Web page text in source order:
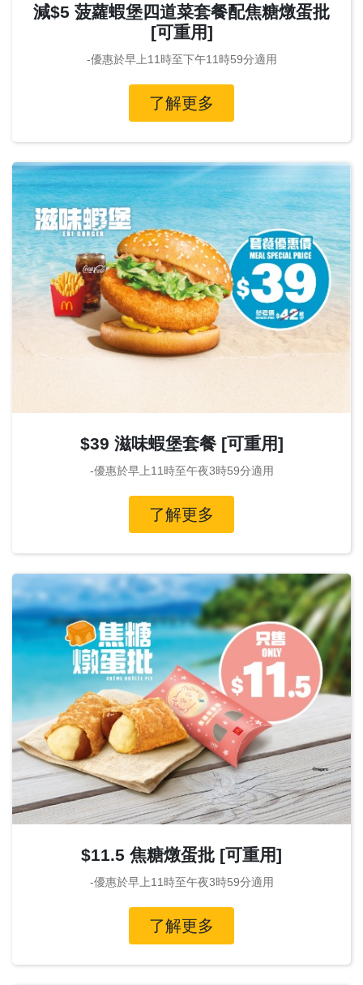
減$5 菠蘿蝦堡四道菜套餐配焦糖燉蛋批
[可重用]
-優惠於早上11時至下午11時59分適用
了解更多
$39 滋味蝦堡套餐 [可重用]
-優惠於早上11時至午夜3時59分適用
了解更多
$11.5 焦糖燉蛋批 [可重用]
-優惠於早上11時至午夜3時59分適用
了解更多